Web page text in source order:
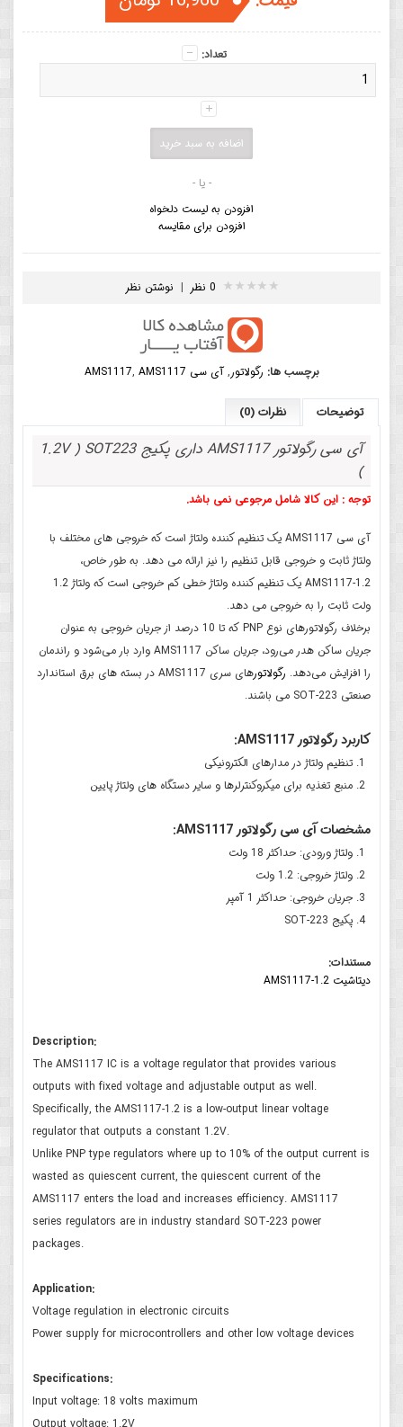
تعداد:
- یا -
افزودن به لیست دلخواه
افزودن برای مقایسه
0 نظر | نوشتن نظر
برچسب ها: رگولاتور,آی سی AMS1117 , AMS1117
توضیحات نظرات (0)
آی سی رگولاتور AMS1117 داری پکیج 1.2V ) SOT223
)
توجه : این کالا شامل مرجوعی نمی باشد.
آی سی AMS1117 یک تنظیم کننده ولتاژ است که خروجی های مختلف با
ولتاژ ثابت و خروجی قابل تنظیم را نیز ارائه می دهد. به طور خاص،
AMS1117-1.2 یک تنظیم کننده ولتاژ خطی کم خروجی است که ولتاژ 1.2
ولت ثابت را به خروجی می دهد.
برخلاف رگولاتورهای نوع PNP که تا 10 درصد از جریان خروجی به عنوان
جریان ساکن هدر می‌رود، جریان ساکن AMS1117 وارد بار می‌شود و راندمان
را افزایش می‌دهد. رگولاتور
های سری AMS1117 در بسته های برق استاندارد
صنعتی SOT-223 می باشند.
کاربرد رگولاتور AMS1117:
تنظیم ولتاژ در مدارهای الکترونیکی
منبع تغذیه برای میکروکنترلرها و سایر دستگاه های ولتاژ پایین
مشخصات آی سی رگولاتور AMS1117:
ولتاژ ورودی: حداکثر 18 ولت
ولتاژ خروجی: 1.2 ولت
جریان خروجی: حداکثر 1 آمپر
پکیج SOT-223
مستندات:
دیتاشیت AMS1117-1.2
Description:
The AMS1117 IC is a voltage regulator that provides various
outputs with fixed voltage and adjustable output as well.
Specifically, the AMS1117-1.2 is a low-output linear voltage
regulator that outputs a constant 1.2V.
Unlike PNP type regulators where up to 10% of the output current is
wasted as quiescent current, the quiescent current of the
AMS1117 enters the load and increases efficiency. AMS1117
series regulators are in industry standard SOT-223 power
packages.
Application:
Voltage regulation in electronic circuits
Power supply for microcontrollers and other low voltage devices
Specifications:
Input voltage: 18 volts maximum